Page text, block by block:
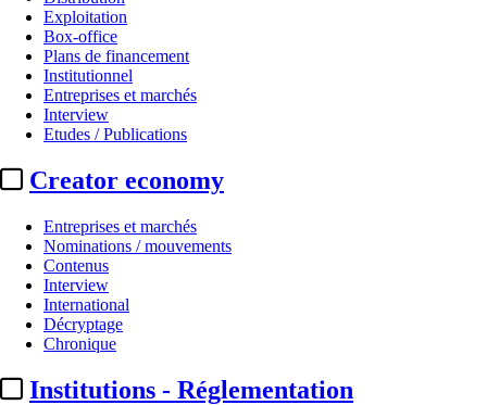
Exploitation
Box-office
Plans de financement
Institutionnel
Entreprises et marchés
Interview
Etudes / Publications
Creator economy
Entreprises et marchés
Nominations / mouvements
Contenus
Interview
International
Décryptage
Chronique
Institutions - Réglementation